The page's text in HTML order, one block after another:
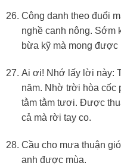
Công danh theo đuổi
nghề canh nông. Sớm
bừa kỹ mà mong được
Ai ơi! Nhớ lấy lời này:
năm. Nhờ trời hòa cốc
tằm tằm tươi. Được
cả mà rời tay co.
Cầu cho mưa thuận
anh được mùa.